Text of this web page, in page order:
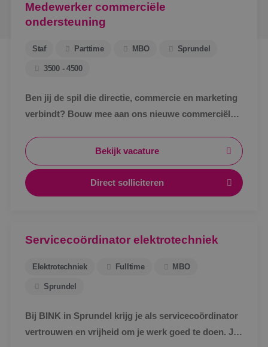
Medewerker commerciële
ondersteuning
Staf Parttime MBO Sprundel
3500 - 4500
Ben jij de spil die directie, commercie en marketing
verbindt? Bouw mee aan ons nieuwe commerciële
BINK.&nbsp;
Bekijk vacature
Direct solliciteren
Servicecoördinator elektrotechniek
Elektrotechniek Fulltime MBO
Sprundel
Bij BINK in Sprundel krijg je als servicecoördinator
vertrouwen en vrijheid om je werk goed te doen. Je